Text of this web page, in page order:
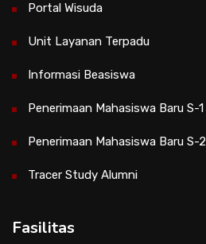
Portal Wisuda
Unit Layanan Terpadu
Informasi Beasiswa
Penerimaan Mahasiswa Baru S-1
Penerimaan Mahasiswa Baru S-2
Tracer Study Alumni
Fasilitas